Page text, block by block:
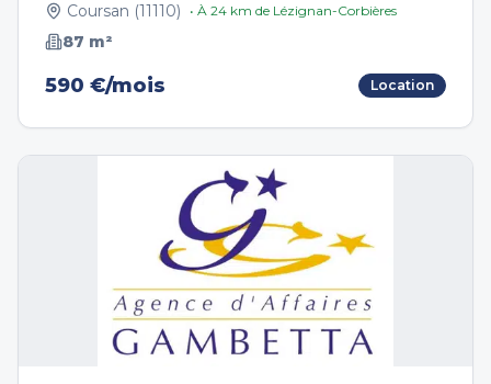
Coursan (11110) • À 24 km de Lézignan-Corbières
87 m²
590 €/mois Location